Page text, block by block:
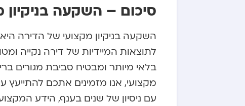
סיכום – השקעה
השקעה בניקיון מקצועי של הדירה
לתוצאות המיידיות של דירה נקייה
בלאי מיותר ומבטיח סביבת מגורים
מקצועי, אנו מזמינים אתכם
עם ניסיון של שנים בענף, הידע